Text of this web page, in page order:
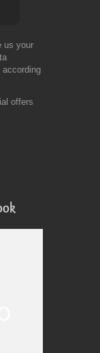
us your
offers